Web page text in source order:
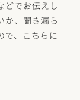
どでお伝えし
か、聞き漏ら
で、こちらに